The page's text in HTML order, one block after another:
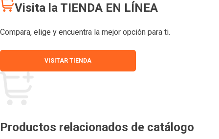
Visita la TIENDA EN LÍNEA
Compara, elige y encuentra la mejor opción para ti.
VISITAR TIENDA
Productos relacionados de catálogo